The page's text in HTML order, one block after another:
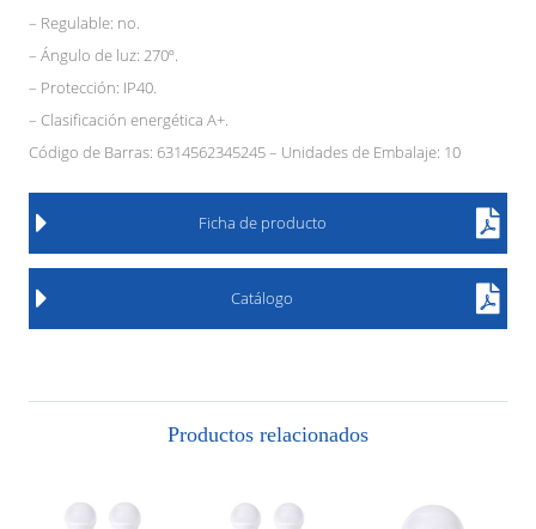
– Regulable: no.
– Ángulo de luz: 270º.
– Protección: IP40.
– Clasificación energética A+.
Código de Barras: 6314562345245 – Unidades de Embalaje: 10
Ficha de producto
Catálogo
Productos relacionados